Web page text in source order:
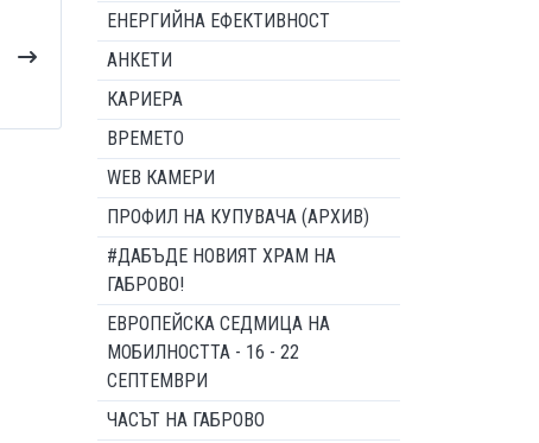
ЕНЕРГИЙНА ЕФЕКТИВНОСТ
АНКЕТИ
КАРИЕРА
ВРЕМЕТО
WEB КАМЕРИ
ПРОФИЛ НА КУПУВАЧА (АРХИВ)
#ДАБЪДЕ НОВИЯТ ХРАМ НА
ГАБРОВО!
ЕВРОПЕЙСКА СЕДМИЦА НА
МОБИЛНОСТТА - 16 - 22
СЕПТЕМВРИ
ЧАСЪТ НА ГАБРОВО